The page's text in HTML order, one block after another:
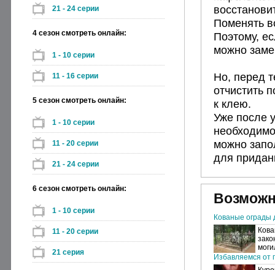
21 - 24 серии
4 сезон смотреть онлайн:
1 - 10 серии
11 - 16 серии
5 сезон смотреть онлайн:
1 - 10 серии
11 - 20 серии
21 - 24 серии
6 сезон смотреть онлайн:
1 - 10 серии
11 - 20 серии
21 серия
Поменять
Поэтому,
можно
Но, перед
отчистить
к клею.
Уже после
можно
для
Кованые ограды
Избавляемся от